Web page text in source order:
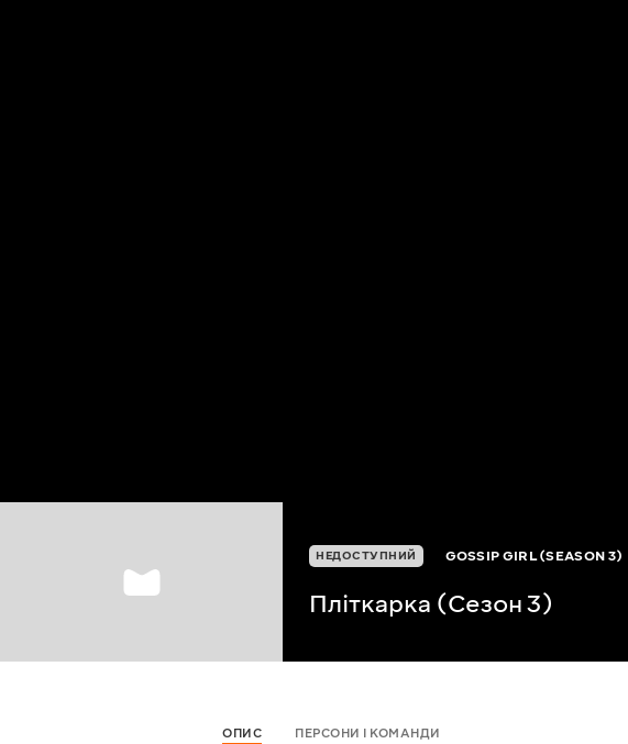
НЕДОСТУПНИЙ GOSSIP GIRL (SEASON 3)
Пліткарка (Сезон 3)
ОПИС ПЕРСОНИ І КОМАНДИ